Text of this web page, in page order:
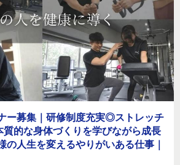
ー募集｜研修制度充実◎ストレッチ
的な身体づくりを学びながら成長
の人生を変えるやりがいある仕事｜